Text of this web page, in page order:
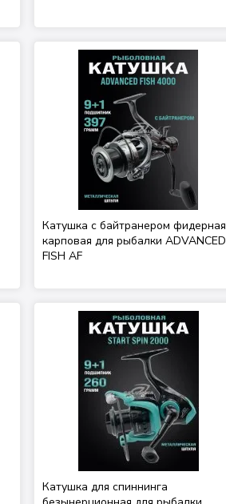
Катушка с байтранером фидерная
карповая для рыбалки ADVANCED
FISH AF
Катушка для спиннинга